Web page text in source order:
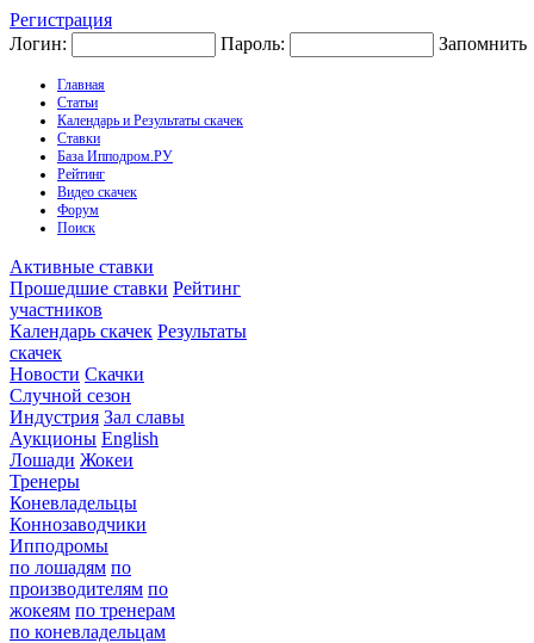
Регистрация
Логин:
Пароль: Запомнить
Главная
Статьи
Календарь и Результаты скачек
Ставки
База Ипподром.РУ
Рейтинг
Видео скачек
Форум
Поиск
Активные ставки
Прошедшие ставки Рейтинг
участников
Календарь скачек Результаты
скачек
Новости Скачки
Случной сезон
Индустрия Зал славы
Аукционы English
Лошади Жокеи
Тренеры
Коневладельцы
Коннозаводчики
Ипподромы
по лошадям по
производителям по
жокеям по тренерам
по коневладельцам